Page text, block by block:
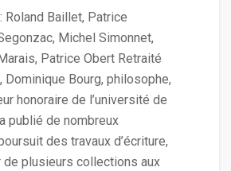
Roland Baillet, Patrice
Michel Simonnet,
Patrice Obert Retraité
Dominique Bourg, philosophe,
honoraire de l’université de
publié de nombreux
des travaux d’écriture,
plusieurs collections aux